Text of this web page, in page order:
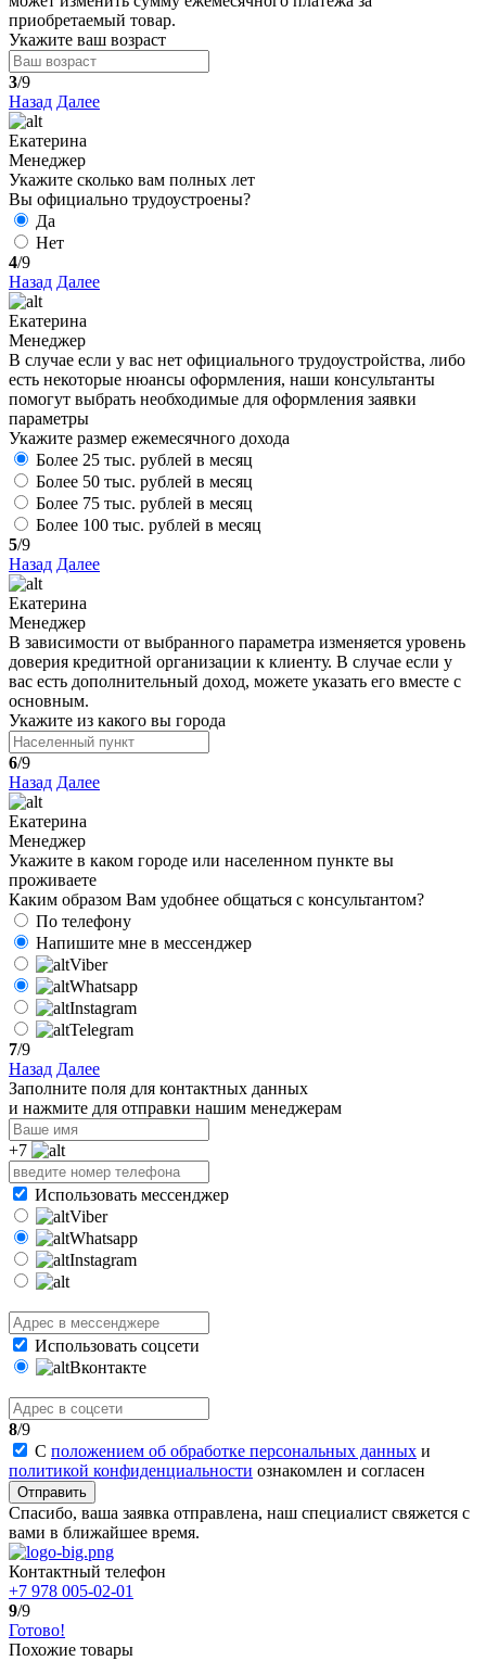
приобретаемый товар.
Укажите ваш возраст
3/9
Назад Далее
Екатерина
Менеджер
Укажите сколько вам полных лет
Вы официально трудоустроены?
Да
Нет
4/9
Назад Далее
Екатерина
Менеджер
В случае если у вас нет официального трудоустройства, либо
есть некоторые нюансы оформления, наши консультанты
помогут выбрать необходимые для оформления заявки
параметры
Укажите размер ежемесячного дохода
Более 25 тыс. рублей в месяц
Более 50 тыс. рублей в месяц
Более 75 тыс. рублей в месяц
Более 100 тыс. рублей в месяц
5/9
Назад Далее
Екатерина
Менеджер
В зависимости от выбранного параметра изменяется уровень
доверия кредитной организации к клиенту. В случае если у
вас есть дополнительный доход, можете указать его вместе с
основным.
Укажите из какого вы города
6/9
Назад Далее
Екатерина
Менеджер
Укажите в каком городе или населенном пункте вы
проживаете
Каким образом Вам удобнее общаться с консультантом?
По телефону
Напишите мне в мессенджер
Viber
Whatsapp
Instagram
Telegram
7/9
Назад Далее
Заполните поля для контактных данных
и нажмите для отправки нашим менеджерам
+7
Использовать мессенджер
Viber
Whatsapp
Instagram
Использовать соцсети
Вконтакте
8/9
С положением об обработке персональных данных и
политикой конфиденциальности ознакомлен и согласен
Отправить
Спасибо, ваша заявка отправлена, наш специалист свяжется с
вами в ближайшее время.
Контактный телефон
+7 978 005-02-01
9/9
Готово!
Похожие товары